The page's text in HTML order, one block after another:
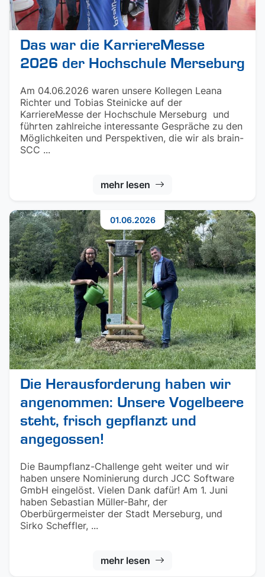
Das war die KarriereMesse
2026 der Hochschule Merseburg
Am 04.06.2026 waren unsere Kollegen Leana
Richter und Tobias Steinicke auf der
KarriereMesse der Hochschule Merseburg und
führten zahlreiche interessante Gespräche zu den
Möglichkeiten und Perspektiven, die wir als brain-
SCC ...
mehr lesen
Die Herausforderung haben wir
angenommen: Unsere Vogelbeere
steht, frisch gepflanzt und
angegossen!
Die Baumpflanz-Challenge geht weiter und wir
haben unsere Nominierung durch JCC Software
GmbH eingelöst. Vielen Dank dafür! Am 1. Juni
haben Sebastian Müller-Bahr, der
Oberbürgermeister der Stadt Merseburg, und
Sirko Scheffler, ...
mehr lesen
01.06.2026